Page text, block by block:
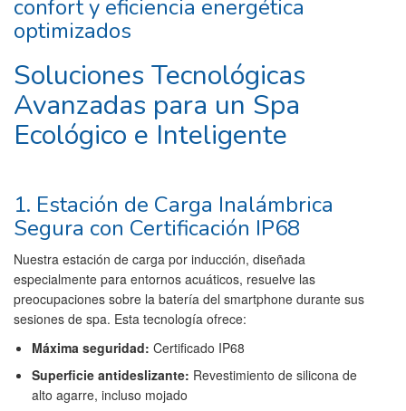
confort y eficiencia energética
optimizados
Soluciones Tecnológicas
Avanzadas para un Spa
Ecológico e Inteligente
1. Estación de Carga Inalámbrica
Segura con Certificación IP68
Nuestra estación de carga por inducción, diseñada
especialmente para entornos acuáticos, resuelve las
preocupaciones sobre la batería del smartphone durante sus
sesiones de spa. Esta tecnología ofrece:
Máxima seguridad: Certificado IP68
Superficie antideslizante: Revestimiento de silicona de
alto agarre, incluso mojado